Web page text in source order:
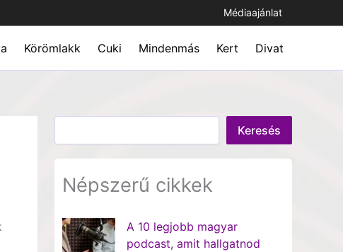
Médiaajánlat
Körömlakk Cuki Mindenmás Kert Divat
Keresés
Népszerű cikkek
A 10 legjobb magyar
podcast, amit hallgatnod